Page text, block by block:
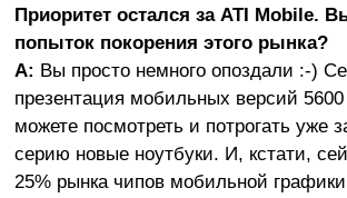
Приоритет остался за ATI Mobile.
попыток покорения этого рынка?
A: Вы просто немного опоздали :-)
презентация мобильных версий
можете посмотреть и потрогать уже
серию новые ноутбуки. И, кстати,
25% рынка чипов мобильной